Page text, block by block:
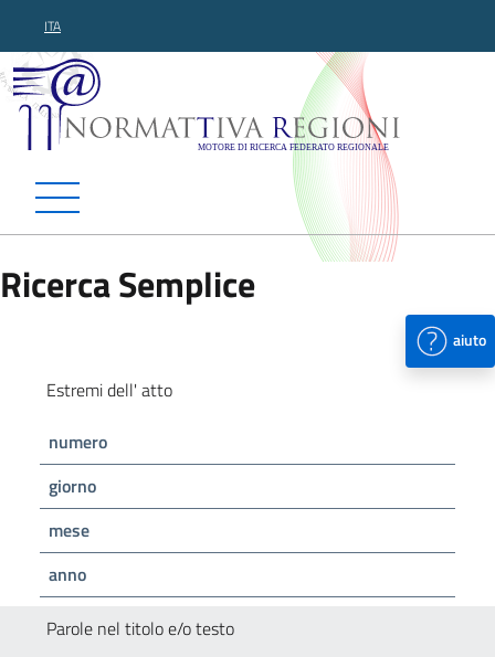
ITA
Normattiva Regioni -
Ricerca Semplice
aiuto
Estremi dell' atto
numero
giorno
mese
anno
Parole nel titolo e/o testo